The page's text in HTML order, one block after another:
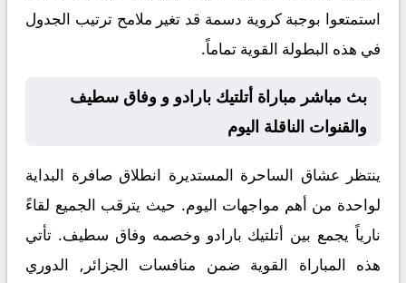
استمتعوا بوجبة كروية دسمة قد تغير ملامح ترتيب الجدول
في هذه البطولة القوية تماماً.
بث مباشر مباراة أتلتيك بارادو و وفاق سطيف
والقنوات الناقلة اليوم
ينتظر عشاق الساحرة المستديرة انطلاق صافرة البداية
لواحدة من أهم مواجهات اليوم. حيث يترقب الجميع لقاءً
نارياً يجمع بين أتلتيك بارادو وخصمه وفاق سطيف. تأتي
هذه المباراة القوية ضمن منافسات الجزائر, الدوري